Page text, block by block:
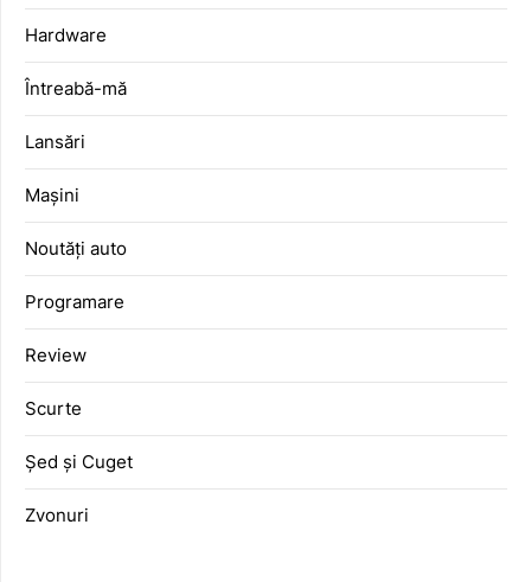
Hardware
Întreabă-mă
Lansări
Mașini
Noutăți auto
Programare
Review
Scurte
Șed și Cuget
Zvonuri